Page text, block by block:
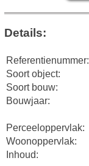
Details:
Referentienummer:
Soort object:
Soort bouw:
Bouwjaar:
Perceeloppervlak:
Woonoppervlak:
Inhoud: